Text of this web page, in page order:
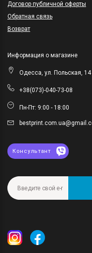
Договор публичной оферты
Обратная связь
Возврат
Информация о магазине
Одесса, ул. Польская, 14
+38(073)-040-73-08
Пн-Пт: 9:00 - 18:00
Консультант